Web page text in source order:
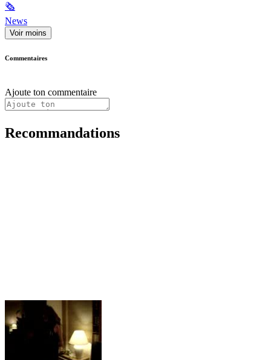
🗞
News
Voir moins
Commentaires
Ajoute ton commentaire
Recommandations